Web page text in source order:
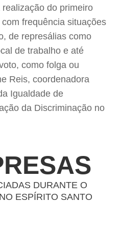
do primeiro
frequência situações
de represálias como
de trabalho e até
como folga ou
Reis, coordenadora
Igualdade de
da Discriminação no
DURANTE O
ESPÍRITO SANTO